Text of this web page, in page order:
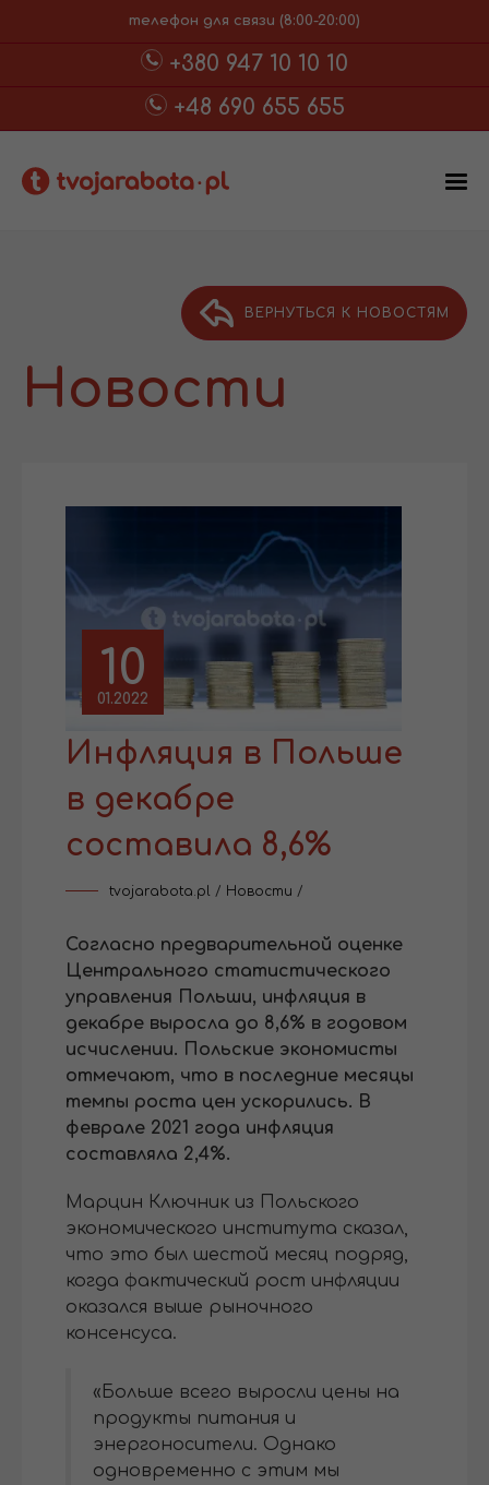
телефон для связи (8:00-20:00)
+380 947 10 10 10
+48 690 655 655
ВЕРНУТЬСЯ К НОВОСТЯМ
Новости
10
01.2022
Инфляция в Польше
в декабре
составила 8,6%
tvojarabota.pl / Новости /
Согласно предварительной оценке
Центрального статистического
управления Польши, инфляция в
декабре выросла до 8,6% в годовом
исчислении. Польские экономисты
отмечают, что в последние месяцы
темпы роста цен ускорились. В
феврале 2021 года инфляция
составляла 2,4%.
Марцин Ключник из Польского
экономического института сказал,
что это был шестой месяц подряд,
когда фактический рост инфляции
оказался выше рыночного
консенсуса.
«Больше всего выросли цены на
продукты питания и
энергоносители. Однако
одновременно с этим мы